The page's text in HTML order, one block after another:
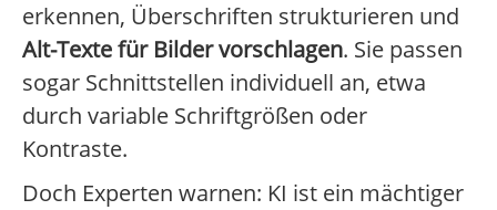
erkennen, Überschriften strukturieren und
Alt-Texte für Bilder vorschlagen. Sie passen
sogar Schnittstellen individuell an, etwa
durch variable Schriftgrößen oder
Kontraste.
Doch Experten warnen: KI ist ein mächtiger